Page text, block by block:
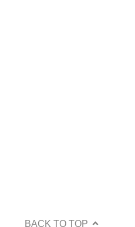
BACK TO TOP